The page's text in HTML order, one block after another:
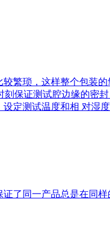
繁琐，这样整个包装
保证测试腔边缘的密
定测试温度和相 对湿度
了同一产品总是在同